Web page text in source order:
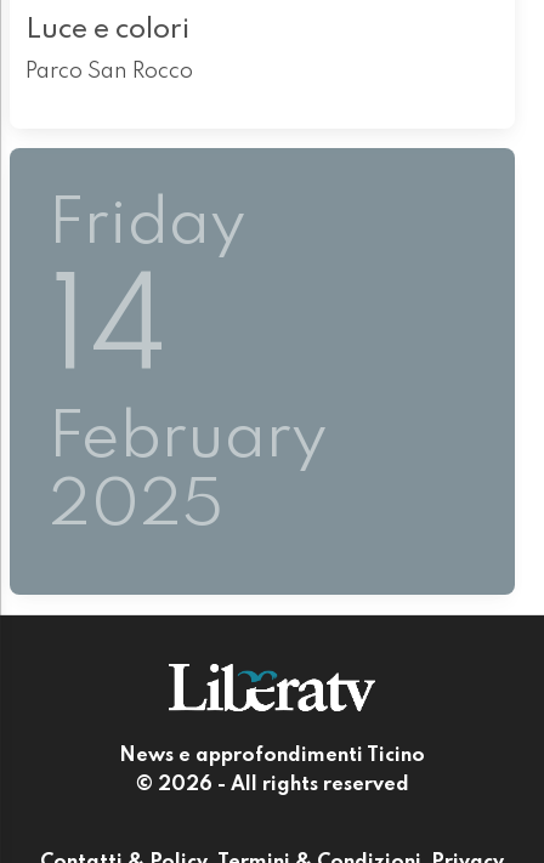
Luce e colori
Parco San Rocco
Friday
14
February
2025
News e approfondimenti Ticino
© 2026 - All rights reserved